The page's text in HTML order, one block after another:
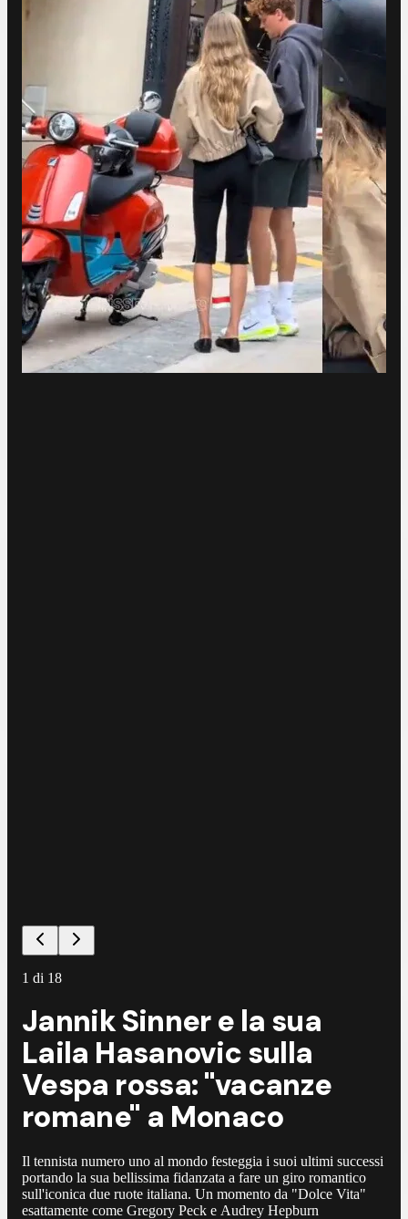
1 di 18
Jannik Sinner e la sua
Laila Hasanovic sulla
Vespa rossa: "vacanze
romane" a Monaco
Il tennista numero uno al mondo festeggia i suoi ultimi successi
portando la sua bellissima fidanzata a fare un giro romantico
sull'iconica due ruote italiana. Un momento da "Dolce Vita"
esattamente come Gregory Peck e Audrey Hepburn